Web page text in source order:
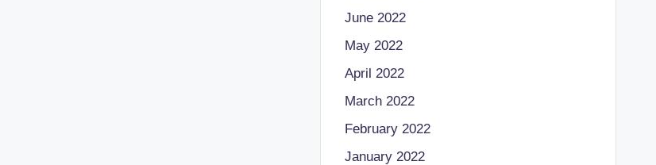
June 2022
May 2022
April 2022
March 2022
February 2022
January 2022